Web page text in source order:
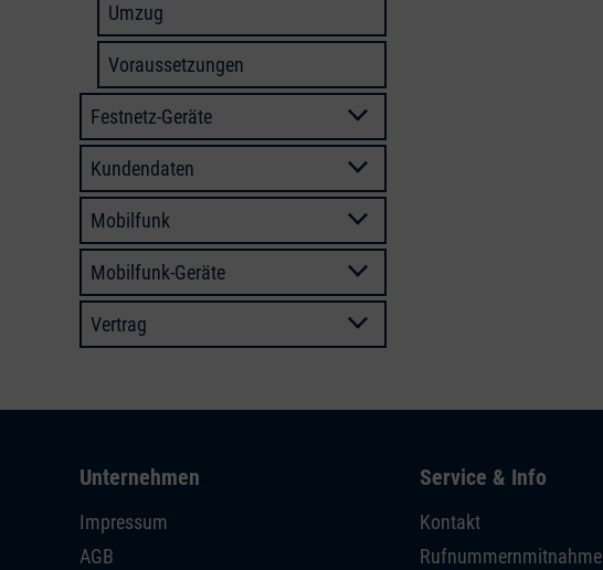
Umzug
Voraussetzungen
Festnetz-Geräte
Kundendaten
Mobilfunk
Mobilfunk-Geräte
Vertrag
Unternehmen
Impressum
AGB
Service & Info
Kontakt
Rufnummernmitnahme